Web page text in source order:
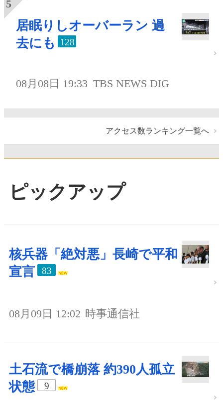
居眠りしオーバーラン 過
去にも
128
08月08日 19:33 TBS NEWS DIG
アクセス数ランキング一覧へ
ピックアップ
核兵器「絶対悪」長崎で平和
宣言
83
08月09日 12:02 時事通信社
土石流で橋崩落 約390人孤立
状態
9